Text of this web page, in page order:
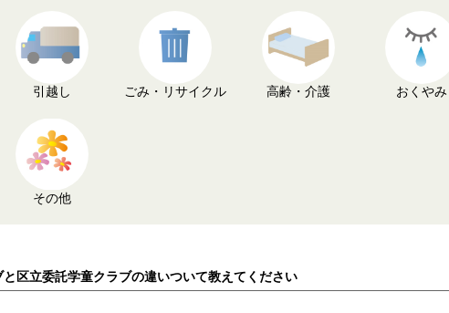
引越し ごみ・リサイクル 高齢・介護 おくやみ
その他
区立委託学童クラブの違いついて教えてください